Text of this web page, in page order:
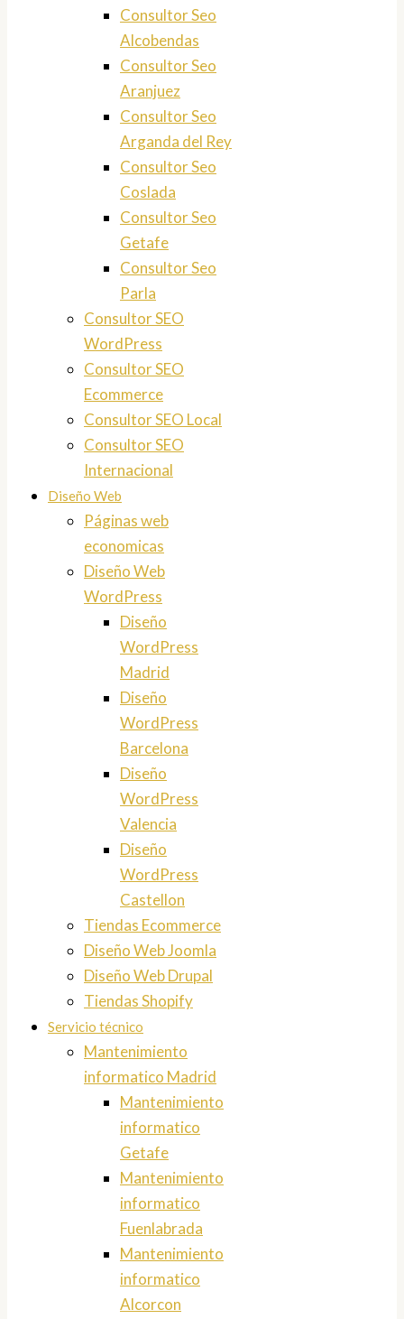
Consultor Seo
Alcobendas
Consultor Seo
Aranjuez
Consultor Seo
Arganda del Rey
Consultor Seo
Coslada
Consultor Seo
Getafe
Consultor Seo
Parla
Consultor SEO
WordPress
Consultor SEO
Ecommerce
Consultor SEO Local
Consultor SEO
Internacional
Diseño Web
Páginas web
economicas
Diseño Web
WordPress
Diseño
WordPress
Madrid
Diseño
WordPress
Barcelona
Diseño
WordPress
Valencia
Diseño
WordPress
Castellon
Tiendas Ecommerce
Diseño Web Joomla
Diseño Web Drupal
Tiendas Shopify
Servicio técnico
Mantenimiento
informatico Madrid
Mantenimiento
informatico
Getafe
Mantenimiento
informatico
Fuenlabrada
Mantenimiento
informatico
Alcorcon